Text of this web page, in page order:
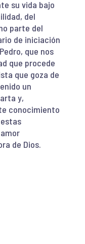
su vida bajo
del
parte del
de iniciación
que nos
que procede
que goza de
un
y,
conocimiento
de Dios.